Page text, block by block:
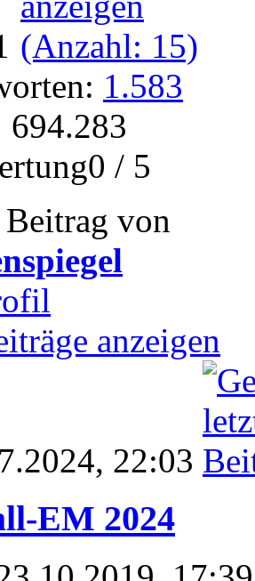
1.583
694.283
/ 5
von
anzeigen
22:03
EM 2024